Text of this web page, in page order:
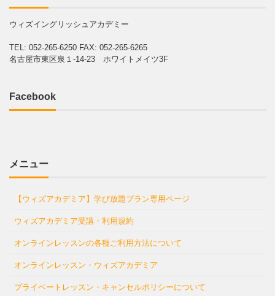
ウィズイングリッシュアカデミー
TEL: 052-265-6250 FAX: 052-265-6265
名古屋市東区泉１-14-23 ホワイトメイツ3F
Facebook
メニュー
【ウィズアカデミア】学び放題プラン専用ページ
ウィズアカデミア受講・利用規約
オンラインレッスンの各種ご利用方法について
オンラインレッスン・ウィズアカデミア
プライベートレッスン・キャンセルポリシーについて